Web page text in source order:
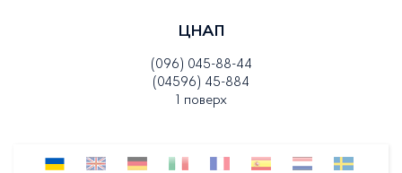
ЦНАП
(096) 045-88-44
(04596) 45-884
1 поверх